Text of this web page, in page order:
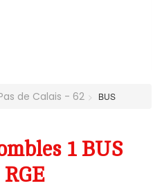
de Calais - 62 BUS
1 BUS